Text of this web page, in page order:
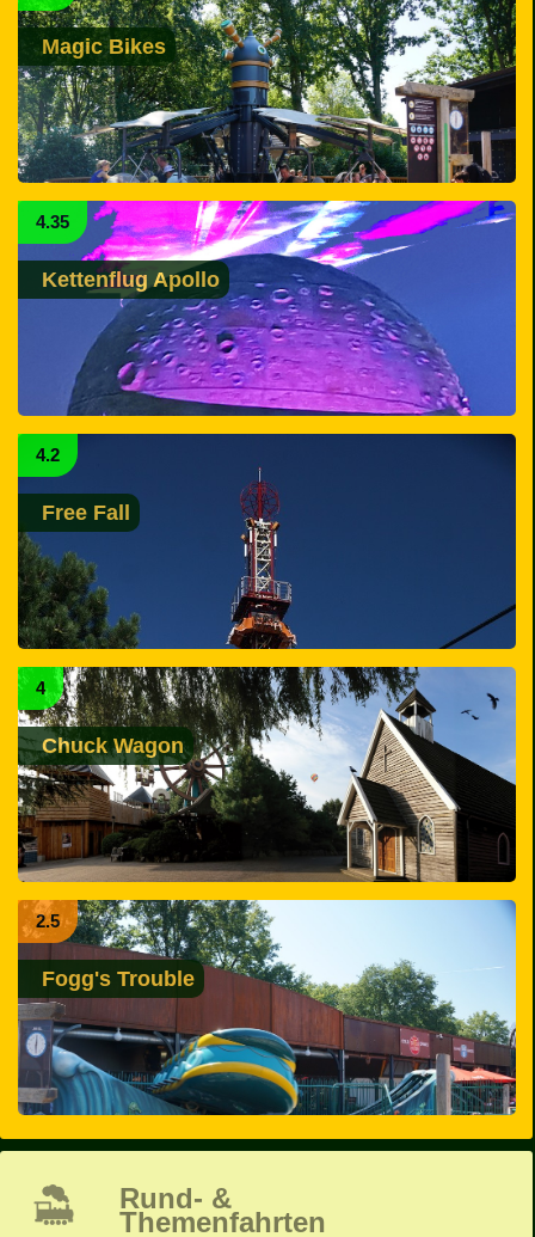
Magic Bikes
4.35
Kettenflug Apollo
4.2
Free Fall
4
Chuck Wagon
2.5
Fogg's Trouble
Rund- &
Themenfahrten